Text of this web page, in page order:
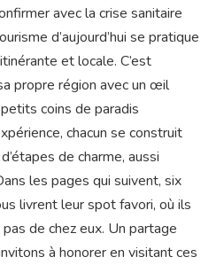
avec la crise sanitaire
d’aujourd’hui se pratique
et locale. C’est
propre région avec un œil
coins de paradis
chacun se construit
de charme, aussi
les pages qui suivent, six
livrent leur spot favori, où ils
de chez eux. Un partage
à honorer en visitant ces